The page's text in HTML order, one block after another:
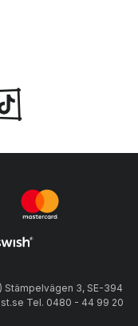
Stämpelvägen 3, SE-394
Tel. 0480 - 44 99 20